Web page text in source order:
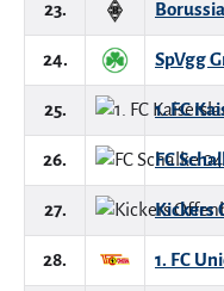
23.
24. SpVgg
25. 1. FC
26. FC
27. Kickers
28. 1. FC